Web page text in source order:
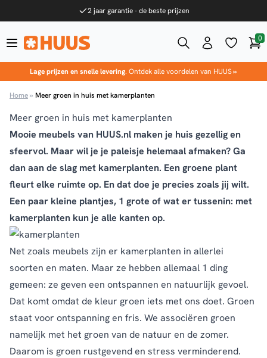
2 jaar garantie - de beste prijzen
0
Lage prijzen en snelle levering. Ontdek alle voordelen van HUUS»
Home» Meer groen in huis met kamerplanten
Meer groen in huis met kamerplanten
Mooie meubels van HUUS.nl maken je huis gezellig en
sfeervol. Maar wil je je paleisje helemaal afmaken? Ga
dan aan de slag met kamerplanten. Een groene plant
fleurt elke ruimte op. En dat doe je precies zoals jij wilt.
Een paar kleine plantjes, 1 grote of wat er tussenin: met
kamerplanten kun je alle kanten op.
Net zoals meubels zijn er kamerplanten in allerlei
soorten en maten. Maar ze hebben allemaal 1 ding
gemeen: ze geven een ontspannen en natuurlijk gevoel.
Dat komt omdat de kleur groen iets met ons doet. Groen
staat voor ontspanning en fris. We associëren groen
namelijk met het groen van de natuur en de zomer.
Daarom is groen rustgevend en stress verminderend.